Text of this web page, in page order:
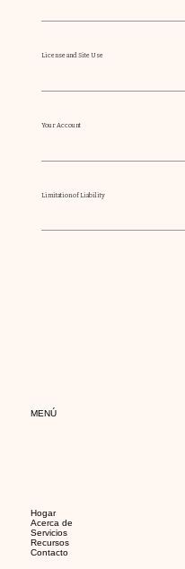
License and Site Use
Your Account
Limitation of Liability
MENÚ
Hogar
Acerca de
Servicios
Recursos
Contacto